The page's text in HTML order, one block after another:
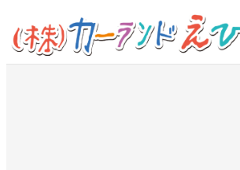
容
を
ス